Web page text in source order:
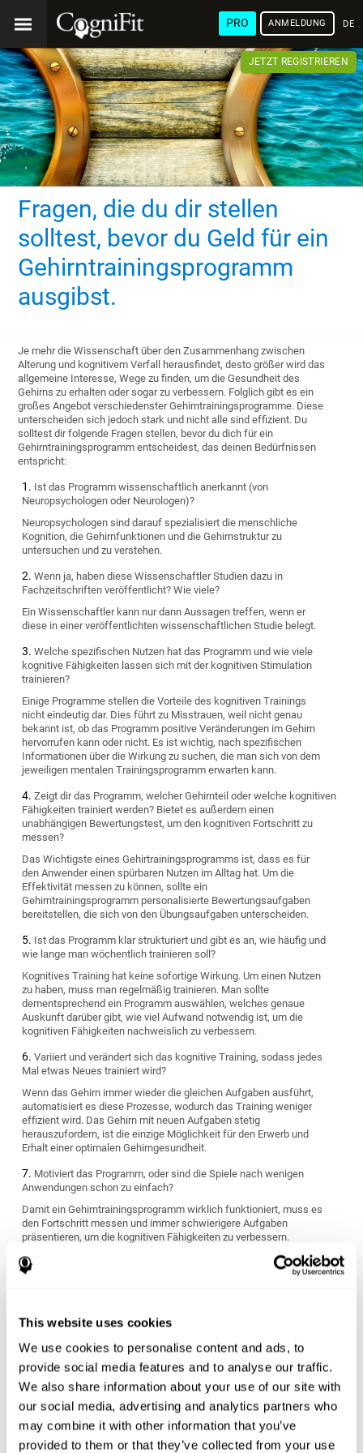
This website uses cookies
We use cookies to personalise content and ads, to
provide social media features and to analyse our traffic.
We also share information about your use of our site with
our social media, advertising and analytics partners who
may combine it with other information that you’ve
provided to them or that they’ve collected from your use
PRO ANMELDUNG
JETZT REGISTRIEREN
Fragen, die du dir stellen
solltest, bevor du Geld für ein
Gehirntrainingsprogramm
ausgibst.
Je mehr die Wissenschaft über den Zusammenhang zwischen
Alterung und kognitivem Verfall herausfindet, desto größer wird das
allgemeine Interesse, Wege zu finden, um die Gesundheit des
Gehirns zu erhalten oder sogar zu verbessern. Folglich gibt es ein
großes Angebot verschiedenster Gehirntrainingsprogramme. Diese
unterscheiden sich jedoch stark und nicht alle sind effizient. Du
solltest dir folgende Fragen stellen, bevor du dich für ein
Gehirntrainingsprogramm entscheidest, das deinen Bedürfnissen
entspricht:
Ist das Programm wissenschaftlich anerkannt (von
Neuropsychologen oder Neurologen)?
Neuropsychologen sind darauf spezialisiert die menschliche
Kognition, die Gehirnfunktionen und die Gehirnstruktur zu
untersuchen und zu verstehen.
Wenn ja, haben diese Wissenschaftler Studien dazu in
Fachzeitschriften veröffentlicht? Wie viele?
Ein Wissenschaftler kann nur dann Aussagen treffen, wenn er
diese in einer veröffentlichten wissenschaftlichen Studie belegt.
Welche spezifischen Nutzen hat das Programm und wie viele
kognitive Fähigkeiten lassen sich mit der kognitiven Stimulation
trainieren?
Einige Programme stellen die Vorteile des kognitiven Trainings
nicht eindeutig dar. Dies führt zu Misstrauen, weil nicht genau
bekannt ist, ob das Programm positive Veränderungen im Gehirn
hervorrufen kann oder nicht. Es ist wichtig, nach spezifischen
Informationen über die Wirkung zu suchen, die man sich von dem
jeweiligen mentalen Trainingsprogramm erwarten kann.
Zeigt dir das Programm, welcher Gehirnteil oder welche kognitiven
Fähigkeiten trainiert werden? Bietet es außerdem einen
unabhängigen Bewertungstest, um den kognitiven Fortschritt zu
messen?
Das Wichtigste eines Gehirtrainingsprogramms ist, dass es für
den Anwender einen spürbaren Nutzen im Alltag hat. Um die
Effektivität messen zu können, sollte ein
Gehirntrainingsprogramm personalisierte Bewertungsaufgaben
bereitstellen, die sich von den Übungsaufgaben unterscheiden.
Ist das Programm klar strukturiert und gibt es an, wie häufig und
wie lange man wöchentlich trainieren soll?
Kognitives Training hat keine sofortige Wirkung. Um einen Nutzen
zu haben, muss man regelmäßig trainieren. Man sollte
dementsprechend ein Programm auswählen, welches genaue
Auskunft darüber gibt, wie viel Aufwand notwendig ist, um die
kognitiven Fähigkeiten nachweislich zu verbessern.
Variiert und verändert sich das kognitive Training, sodass jedes
Mal etwas Neues trainiert wird?
Wenn das Gehirn immer wieder die gleichen Aufgaben ausführt,
automatisiert es diese Prozesse, wodurch das Training weniger
effizient wird. Das Gehirn mit neuen Aufgaben stetig
herauszufordern, ist die einzige Möglichkeit für den Erwerb und
Erhalt einer optimalen Gehirngesundheit.
Motiviert das Programm, oder sind die Spiele nach wenigen
Anwendungen schon zu einfach?
Damit ein Gehirntrainingsprogramm wirklich funktioniert, muss es
den Fortschritt messen und immer schwierigere Aufgaben
präsentieren, um die kognitiven Fähigkeiten zu verbessern.
die kognitiven Fähigkeiten misst und dann ein personalisiertes
Trainingsprogramm erstellt, das an die persönlichen
Eigenschaften und Bedürfnisse angepasst ist.
Passt das Programm zu deinem Lebensstil?
Manche Gehirntrainingsprogramme produzieren kurzfristige
Verbesserungen, die jedoch nicht andauern und folglich wenig
nützlich sind. Es lohnt sich also, ein Programm zu wählen, das von